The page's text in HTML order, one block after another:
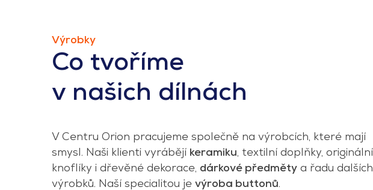
Výrobky
Co tvoříme
v našich dílnách
V Centru Orion pracujeme společně na výrobcích, které mají
smysl. Naši klienti vyrábějí keramiku, textilní doplňky, originální
knoflíky i dřevěné dekorace, dárkové předměty a řadu dalších
výrobků. Naší specialitou jevýroba buttonů.